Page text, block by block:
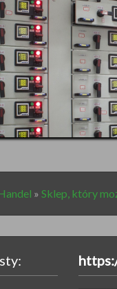
» Sklep, który